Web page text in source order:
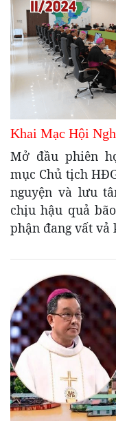
Khai Mạc Hội
Mở đầu phiên
mục Chủ tịch
nguyện và lưu
chịu hậu quả
phận đang vất vả